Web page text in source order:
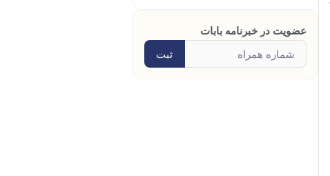
عضویت در خبرنامه بابات
ثبت